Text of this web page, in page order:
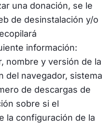
una donación, se le
de desinstalación y/o
información:
nombre y versión de la
del navegador, sistema
de descargas de
sobre si el
la configuración de la